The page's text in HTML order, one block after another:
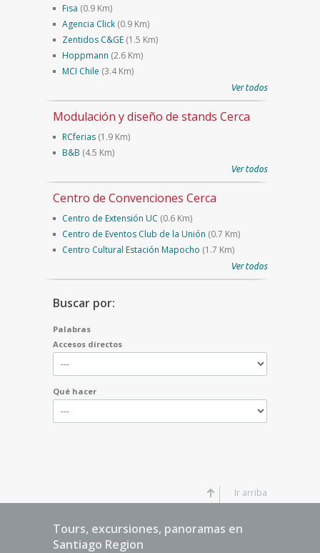
Fisa (0.9 Km)
Agencia Click (0.9 Km)
Zentidos C&GE (1.5 Km)
Hoppmann (2.6 Km)
MCI Chile (3.4 Km)
Ver todos
Modulación y diseño de stands Cerca
RCferias (1.9 Km)
B&B (4.5 Km)
Ver todos
Centro de Convenciones Cerca
Centro de Extensión UC (0.6 Km)
Centro de Eventos Club de la Unión (0.7 Km)
Centro Cultural Estación Mapocho (1.7 Km)
Ver todos
Buscar por:
Palabras
Accesos directos
Qué hacer
Tours, excursiones, panoramas en
Santiago Region
Ir arriba